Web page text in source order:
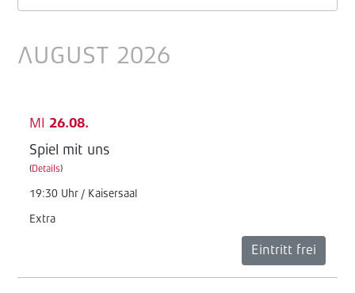
AUGUST 2026
MI 26.08.
Spiel mit uns
(Details)
19:30 Uhr / Kaisersaal
Extra
Eintritt frei